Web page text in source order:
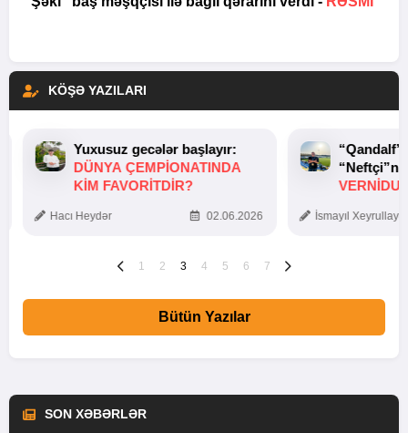
KÖŞƏ YAZILARI
Yuxusuz gecələr başlayır:
DÜNYA ÇEMPIONATINDA
KIM FAVORITDIR?
Hacı Heydər 02.06.2026 İsmayıl
1 2 3 4 5 6 7
Bütün Yazılar
SON XƏBƏRLƏR